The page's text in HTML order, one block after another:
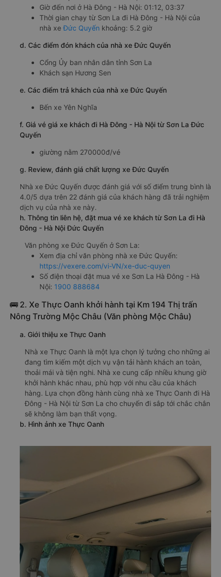
Giờ đến nơi ở Hà Đông - Hà Nội: 01:12, 03:37
Thời gian chạy từ Sơn La đi Hà Đông - Hà Nội của
nhà xeĐức Quyến khoảng: 5.2 giờ
d. Các điểm đón khách của nhà xe Đức Quyến
Cổng Ủy ban nhân dân tỉnh Sơn La
Khách sạn Hương Sen
e. Các điểm trả khách của nhà xe Đức Quyến
Bến xe Yên Nghĩa
f. Giá vé giá xe khách đi Hà Đông - Hà Nội từ Sơn La Đức
Quyến
giường nằm 270000đ/vé
g. Review, đánh giá chất lượng xe Đức Quyến
Nhà xe Đức Quyến được đánh giá với số điểm trung bình là
4.0/5 dựa trên 22 đánh giá của khách hàng đã trải nghiệm
dịch vụ của nhà xe này.
h. Thông tin liên hệ, đặt mua vé xe khách từ Sơn La đi Hà
Đông - Hà Nội Đức Quyến
Văn phòng xe Đức Quyến ở Sơn La:
Xem địa chỉ văn phòng nhà xe Đức Quyến:
https://vexere.com/vi-VN/xe-duc-quyen
Số điện thoại đặt mua vé xe Sơn La Hà Đông - Hà
Nội: 1900 888684
🚌 2. Xe Thực Oanh khởi hành tại Km 194 Thị trấn
Nông Trường Mộc Châu (Văn phòng Mộc Châu)
a. Giới thiệu xe Thực Oanh
Nhà xe Thực Oanh là một lựa chọn lý tưởng cho những ai
đang tìm kiếm một dịch vụ vận tải hành khách an toàn,
thoải mái và tiện nghi. Nhà xe cung cấp nhiều khung giờ
khởi hành khác nhau, phù hợp với nhu cầu của khách
hàng. Lựa chọn đồng hành cùng nhà xe Thực Oanh đi Hà
Đông - Hà Nội từ Sơn La cho chuyến đi sắp tới chắc chắn
sẽ không làm bạn thất vọng.
b. Hình ảnh xe Thực Oanh